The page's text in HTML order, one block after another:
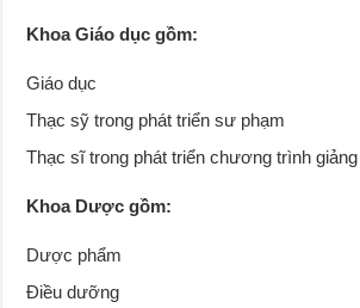
Khoa Giáo dục gồm:
Giáo dục
Thạc sỹ trong phát triển sư phạm
Thạc sĩ trong phát triển chương trình
Khoa Dược gồm:
Dược phẩm
Điều dưỡng